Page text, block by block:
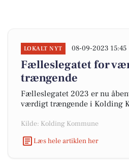
LOKALT NYT 08-09-2023 15:45
Fælleslegatet for
trængende
Fælleslegatet 2023 er nu
værdigt trængende i Kolding
Kilde: Kolding Kommune
Læs hele artiklen her